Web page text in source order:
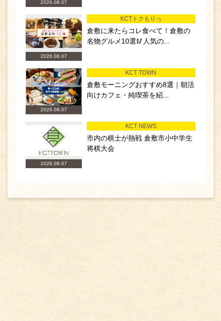
2026.08.07
2026.08.07
KCTトクもりっ
倉敷に来たらコレ食べて！倉敷の
名物グルメ10選🥢人気の...
2026.08.07
KCT TOWN
倉敷モーニングおすすめ8選｜朝活
向けカフェ・純喫茶を紹...
2026.08.07
KCT NEWS
市内の棋士が熱戦 倉敷市小中学生
将棋大会